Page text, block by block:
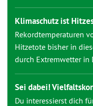
Klimaschutz ist
Rekordtemperaturen
Hitzetote bisher in
durch Extremwetter in
Sei dabei!
Du interessierst dich